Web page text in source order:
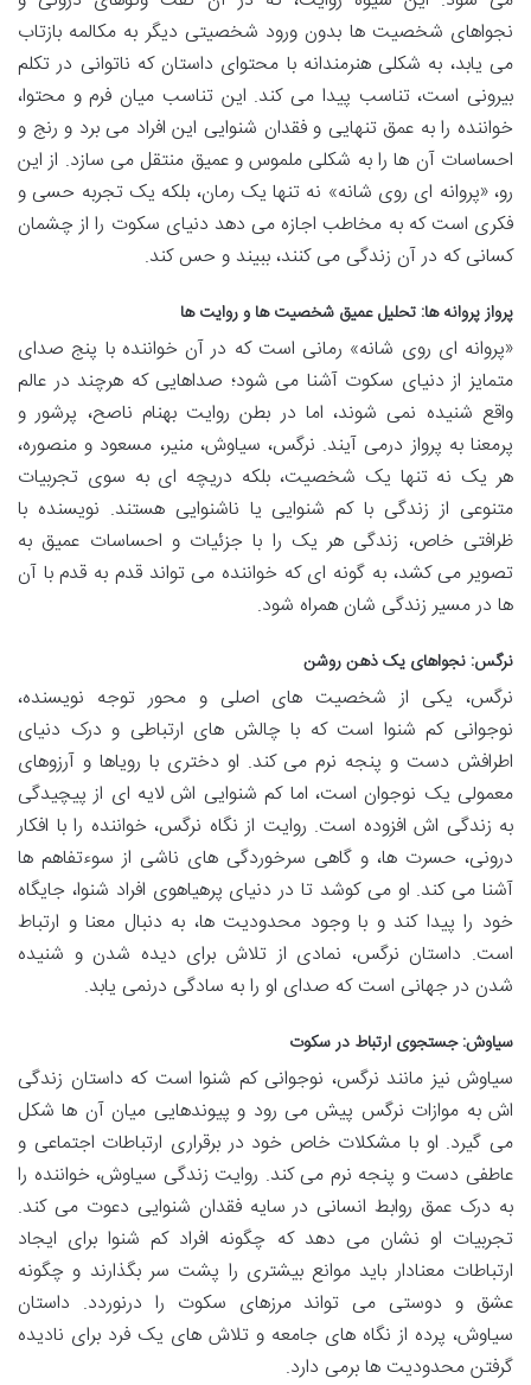
نجواهای شخصیت ها بدون ورود شخصیتی دیگر به مکالمه بازتاب
می یابد، به شکلی هنرمندانه با محتوای داستان که ناتوانی در تکلم
بیرونی است، تناسب پیدا می کند. این تناسب میان فرم و محتوا،
خواننده را به عمق تنهایی و فقدان شنوایی این افراد می برد و رنج و
احساسات آن ها را به شکلی ملموس و عمیق منتقل می سازد. از این
رو، «پروانه ای روی شانه» نه تنها یک رمان، بلکه یک تجربه حسی و
فکری است که به مخاطب اجازه می دهد دنیای سکوت را از چشمان
کسانی که در آن زندگی می کنند، ببیند و حس کند.
پرواز پروانه ها: تحلیل عمیق شخصیت ها و روایت ها
«پروانه ای روی شانه» رمانی است که در آن خواننده با پنج صدای
متمایز از دنیای سکوت آشنا می شود؛ صداهایی که هرچند در عالم
واقع شنیده نمی شوند، اما در بطن روایت بهنام ناصح، پرشور و
پرمعنا به پرواز درمی آیند. نرگس، سیاوش، منیر، مسعود و منصوره،
هر یک نه تنها یک شخصیت، بلکه دریچه ای به سوی تجربیات
متنوعی از زندگی با کم شنوایی یا ناشنوایی هستند. نویسنده با
ظرافتی خاص، زندگی هر یک را با جزئیات و احساسات عمیق به
تصویر می کشد، به گونه ای که خواننده می تواند قدم به قدم با آن
ها در مسیر زندگی شان همراه شود.
نرگس: نجواهای یک ذهن روشن
نرگس، یکی از شخصیت های اصلی و محور توجه نویسنده،
نوجوانی کم شنوا است که با چالش های ارتباطی و درک دنیای
اطرافش دست و پنجه نرم می کند. او دختری با رویاها و آرزوهای
معمولی یک نوجوان است، اما کم شنوایی اش لایه ای از پیچیدگی
به زندگی اش افزوده است. روایت از نگاه نرگس، خواننده را با افکار
درونی، حسرت ها، و گاهی سرخوردگی های ناشی از سوءتفاهم ها
آشنا می کند. او می کوشد تا در دنیای پرهیاهوی افراد شنوا، جایگاه
خود را پیدا کند و با وجود محدودیت ها، به دنبال معنا و ارتباط
است. داستان نرگس، نمادی از تلاش برای دیده شدن و شنیده
شدن در جهانی است که صدای او را به سادگی درنمی یابد.
سیاوش: جستجوی ارتباط در سکوت
سیاوش نیز مانند نرگس، نوجوانی کم شنوا است که داستان زندگی
اش به موازات نرگس پیش می رود و پیوندهایی میان آن ها شکل
می گیرد. او با مشکلات خاص خود در برقراری ارتباطات اجتماعی و
عاطفی دست و پنجه نرم می کند. روایت زندگی سیاوش، خواننده را
به درک عمق روابط انسانی در سایه فقدان شنوایی دعوت می کند.
تجربیات او نشان می دهد که چگونه افراد کم شنوا برای ایجاد
ارتباطات معنادار باید موانع بیشتری را پشت سر بگذارند و چگونه
عشق و دوستی می تواند مرزهای سکوت را درنوردد. داستان
سیاوش، پرده از نگاه های جامعه و تلاش های یک فرد برای نادیده
گرفتن محدودیت ها برمی دارد.